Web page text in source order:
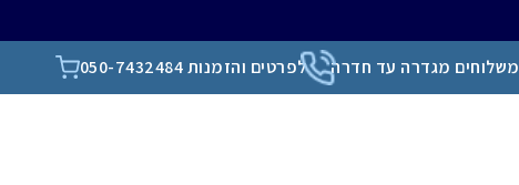
משלוחים מגדרה עד חדרה לפרטים והזמנות 050-7432484